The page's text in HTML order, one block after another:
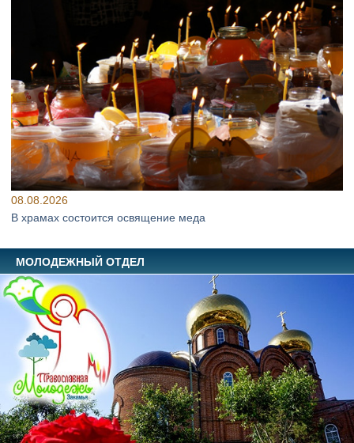
08.08.2026
В храмах состоится освящение меда
МОЛОДЕЖНЫЙ ОТДЕЛ